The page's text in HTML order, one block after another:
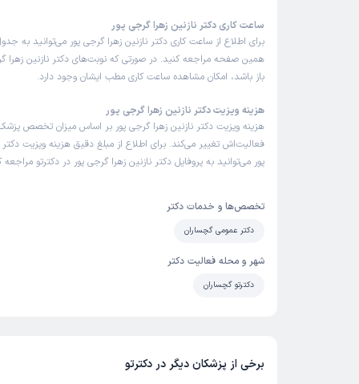
ساعت کاری دکتر نازنین زهرا گرجی پور
برای اطلاع از ساعت کاری دکتر نازنین زهرا گرجی پور می‌توانید به
همین صفحه مراجعه کنید. در صورتی که نوبت‌های دکتر نازنین زهرا
باز باشد، امکان مشاهده ساعت کاری مطب ایشان وجود دارد.
هزینه ویزیت دکتر نازنین زهرا گرجی پور
هزینه ویزیت دکتر نازنین زهرا گرجی پور بر اساس میزان تخصص
فعالیت‌اش تغییر می‌کند. برای اطلاع از مبلغ دقیق هزینه ویزیت دکتر
پور می‌توانید به پروفایل دکتر نازنین زهرا گرجی پور در دکترتو مراجعه
تخصص‌ها و خدمات دکتر
دکتر عمومی گچساران
شهر و محله فعالیت دکتر
دکترتو گچساران
برخی از پزشکان دیگر در دکترتو